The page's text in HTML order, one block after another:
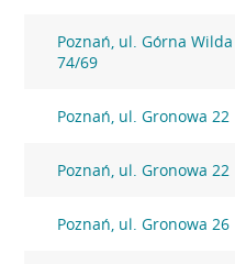
Poznań, ul. Górna Wilda
74/69
Poznań, ul. Gronowa 22
Poznań, ul. Gronowa 22
Poznań, ul. Gronowa 26